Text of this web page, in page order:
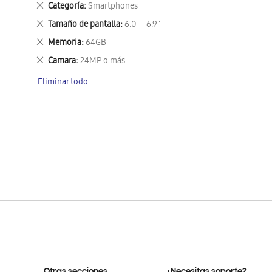
Categoría Smartphones
Eliminar
este
artículo
Tamaño de pantalla 6.0" - 6.9"
Eliminar
este
artículo
Memoria 64GB
Eliminar
este
artículo
Camara 24MP o más
Eliminar
artículo
Eliminar todo